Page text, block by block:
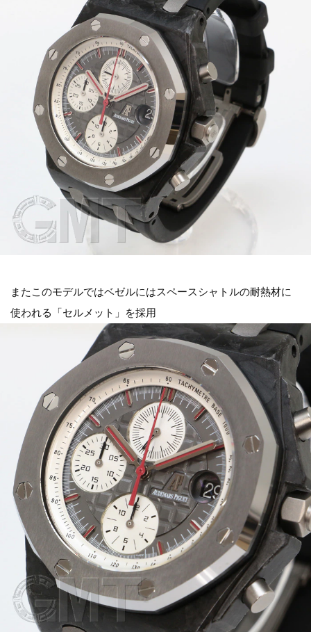
またこのモデルではベゼルにはスペースシャトルの耐熱材に
使われる「セルメット」を採用